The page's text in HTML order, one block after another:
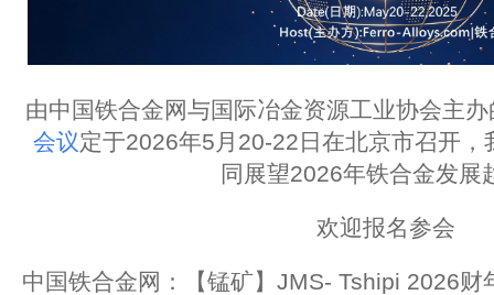
由中国铁合金网与国际冶金资源工业协会主办
会议定于2026年5月20-22日在北京市召开，
同展望2026年铁合金发展
欢迎报名参会
中国铁合金网：【锰矿】JMS- Tshipi 2026财